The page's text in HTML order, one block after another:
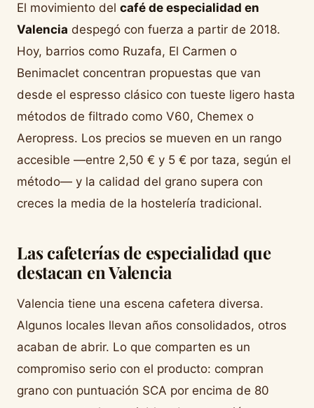
El movimiento del café de especialidad en
Valencia despegó con fuerza a partir de 2018.
Hoy, barrios como Ruzafa, El Carmen o
Benimaclet concentran propuestas que van
desde el espresso clásico con tueste ligero hasta
métodos de filtrado como V60, Chemex o
Aeropress. Los precios se mueven en un rango
accesible —entre 2,50 € y 5 € por taza, según el
método— y la calidad del grano supera con
creces la media de la hostelería tradicional.
Las cafeterías de especialidad que
destacan en Valencia
Valencia tiene una escena cafetera diversa.
Algunos locales llevan años consolidados, otros
acaban de abrir. Lo que comparten es un
compromiso serio con el producto: compran
grano con puntuación SCA por encima de 80